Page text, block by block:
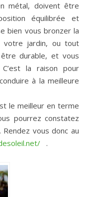
métal, doivent être
équilibrée et
bien vous bronzer la
votre jardin, ou tout
durable, et vous
la raison pour
à la meilleure
le meilleur en terme
pourrez constatez
vous donc au
.